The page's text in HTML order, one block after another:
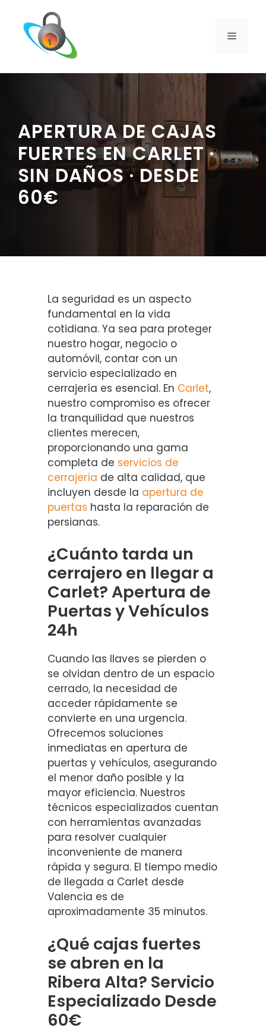
contenido
MENÚ
APERTURA DE CAJAS
FUERTES EN CARLET ·
SIN DAÑOS · DESDE
60€
La seguridad es un aspecto
fundamental en la vida
cotidiana. Ya sea para proteger
nuestro hogar, negocio o
automóvil, contar con un
servicio especializado en
cerrajería es esencial. En Carlet,
nuestro compromiso es ofrecer
la tranquilidad que nuestros
clientes merecen,
proporcionando una gama
completa de servicios de
cerrajería de alta calidad, que
incluyen desde la apertura de
puertas hasta la reparación de
persianas.
¿Cuánto tarda un
cerrajero en llegar a
Carlet? Apertura de
Puertas y Vehículos
24h
Cuando las llaves se pierden o
se olvidan dentro de un espacio
cerrado, la necesidad de
acceder rápidamente se
convierte en una urgencia.
Ofrecemos soluciones
inmediatas en apertura de
puertas y vehículos, asegurando
el menor daño posible y la
mayor eficiencia. Nuestros
técnicos especializados cuentan
con herramientas avanzadas
para resolver cualquier
inconveniente de manera
rápida y segura. El tiempo medio
de llegada a Carlet desde
Valencia es de
aproximadamente 35 minutos.
¿Qué cajas fuertes
se abren en la
Ribera Alta? Servicio
Especializado Desde
60€